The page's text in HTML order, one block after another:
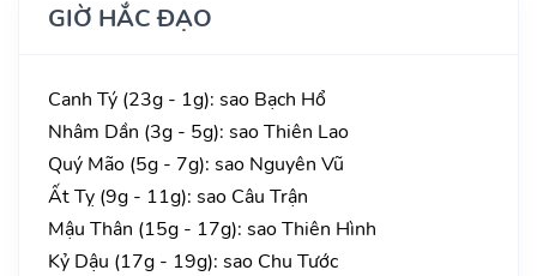
GIỜ HẮC ĐẠO
Canh Tý (23g - 1g): sao Bạch Hổ
Nhâm Dần (3g - 5g): sao Thiên Lao
Quý Mão (5g - 7g): sao Nguyên Vũ
Ất Tỵ (9g - 11g): sao Câu Trận
Mậu Thân (15g - 17g): sao Thiên Hình
Kỷ Dậu (17g - 19g): sao Chu Tước